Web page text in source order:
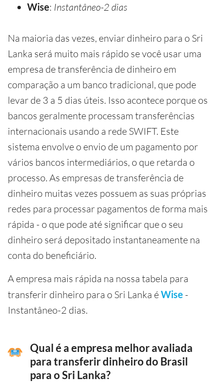
Wise: Instantâneo-2 dias
Na maioria das vezes, enviar dinheiro para o Sri
Lanka será muito mais rápido se você usar uma
empresa de transferência de dinheiro em
comparação a um banco tradicional, que pode
levar de 3 a 5 dias úteis. Isso acontece porque os
bancos geralmente processam transferências
internacionais usando a rede SWIFT. Este
sistema envolve o envio de um pagamento por
vários bancos intermediários, o que retarda o
processo. As empresas de transferência de
dinheiro muitas vezes possuem as suas próprias
redes para processar pagamentos de forma mais
rápida - o que pode até significar que o seu
dinheiro será depositado instantaneamente na
conta do beneficiário.
A empresa mais rápida na nossa tabela para
transferir dinheiro para o Sri Lanka éWise -
Instantâneo-2 dias.
Qual é a empresa melhor avaliada
para transferir dinheiro do Brasil
para o Sri Lanka?